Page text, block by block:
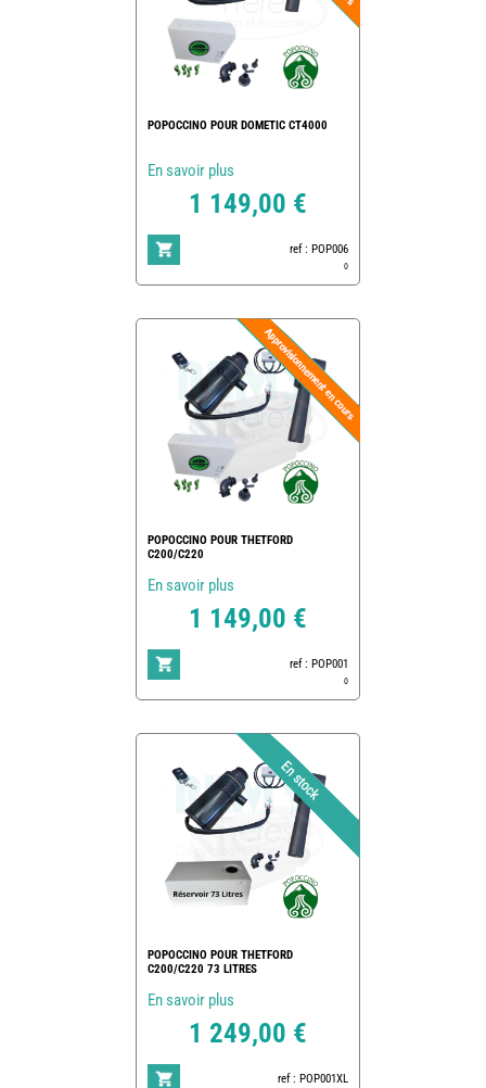
POPOCCINO POUR DOMETIC CT4000
En savoir plus
1 149,00 €
ref : POP006
0
POPOCCINO POUR THETFORD
C200/C220
En savoir plus
1 149,00 €
ref : POP001
0
POPOCCINO POUR THETFORD
C200/C220 73 LITRES
En savoir plus
1 249,00 €
ref : POP001XL